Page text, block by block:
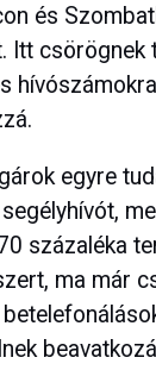
és
Itt csörögnek
egyre
százaléka
ma már